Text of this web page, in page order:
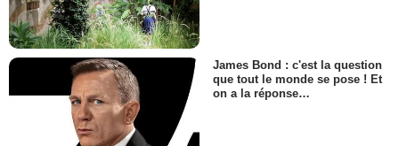
James Bond : c'est la question
que tout le monde se pose ! Et
on a la réponse…